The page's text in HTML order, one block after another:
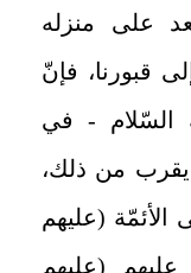
على منزله
قبورنا، فإنّ
عليه السّلام - في
من ذلك،
(عليهم
(عليهم